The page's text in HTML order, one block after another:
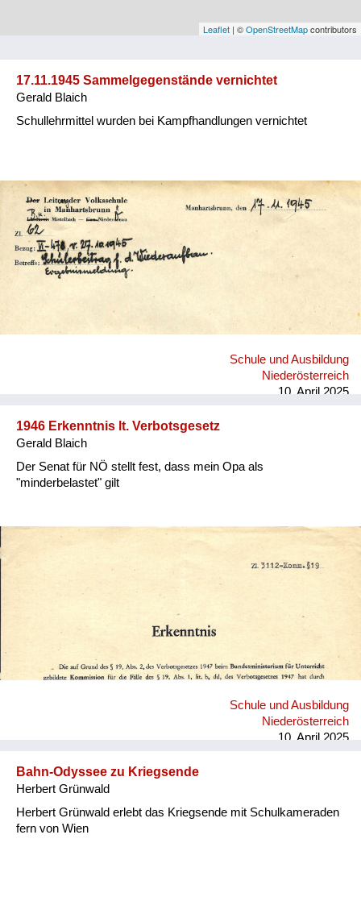
Vorarlberg
Versorgung
Heimkehrer
Fluchtgeschichten
Familiengeschichten
Schule und Ausbildung
Wiederaufbau und
Wohnen
Leaflet | ©OpenStreetMapcontributors
17.11.1945 Sammelgegenstände vernichtet
Gerald Blaich
Schullehrmittel wurden bei Kampfhandlungen vernichtet
Schule und Ausbildung
Niederösterreich
10. April 2025
1946 Erkenntnis lt. Verbotsgesetz
Gerald Blaich
Der Senat für NÖ stellt fest, dass mein Opa als
"minderbelastet" gilt
Schule und Ausbildung
Niederösterreich
10. April 2025
Bahn-Odyssee zu Kriegsende
Herbert Grünwald
Herbert Grünwald erlebt das Kriegsende mit Schulkameraden
fern von Wien